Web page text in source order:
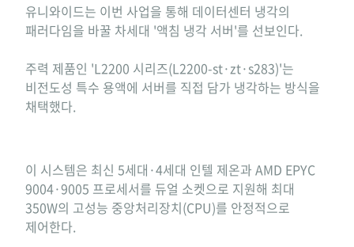
유니와이드는 이번 사업을 통해 데이터센터 냉각의
패러다임을 바꿀 차세대 '액침 냉각 서버'를 선보인다.
주력 제품인 'L2200 시리즈(L2200-st·zt·s283)'는
비전도성 특수 용액에 서버를 직접 담가 냉각하는 방식을
채택했다.
이 시스템은 최신 5세대·4세대 인텔 제온과 AMD EPYC
9004·9005 프로세서를 듀얼 소켓으로 지원해 최대
350W의 고성능 중앙처리장치(CPU)를 안정적으로
제어한다.